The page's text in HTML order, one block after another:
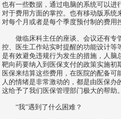
也有一些数据，通过电脑的系统可以进
对于费用方面的掌控。也有移动版系统
对每个月或者是每个季度预付制的费用
做临床科主任的座谈、会议还有专
控、医生工作站实时提醒的功能设计等
是有效避免违规行为发生的措施，人脑
靶向药要纳入到医保支付的政策实施初
医保来结算这些费用，在医院的配备可
人的情绪是非常激动的，都是由医保办
这给予了我们医保管理部门极大的帮助。
“我”遇到了什么困难？